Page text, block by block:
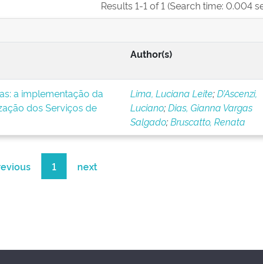
Results 1-1 of 1 (Search time: 0.004
Author(s)
a implementação da
dos Serviços de
Lima, Luciana Leite;D’Ascenzi,
Luciano;Dias, Gianna Vargas
Salgado;Bruscatto, Renata
1 next